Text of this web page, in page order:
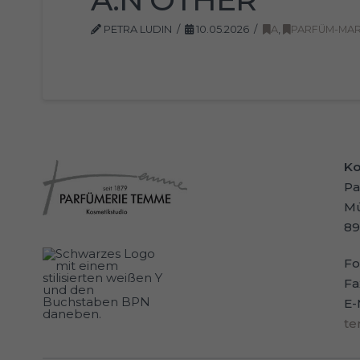
PETRA LUDIN 10.05.2026 A PARFÜM-
E-